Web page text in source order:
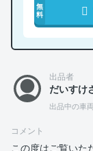
無
料
出品者
だいすけ
出品中の車両
コメント
この度はご覧いた